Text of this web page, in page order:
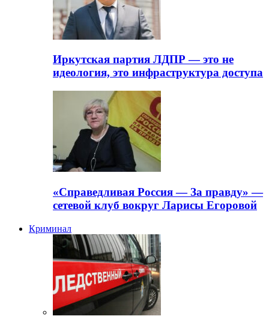
Иркутская партия ЛДПР — это не
идеология, это инфраструктура доступа
«Справедливая Россия — За правду» —
сетевой клуб вокруг Ларисы Егоровой
Криминал